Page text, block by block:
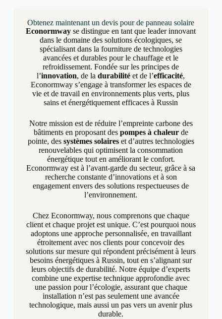
Obtenez maintenant un devis pour de panneau solaire
Econormway se distingue en tant que leader innovant
dans le domaine des solutions écologiques, se
spécialisant dans la fourniture de technologies
avancées et durables pour le chauffage et le
refroidissement. Fondée sur les principes de
l’innovation, de ladurabilité et de l’efficacité,
Econormway s’engage à transformer les espaces de
vie et de travail en environnements plus verts, plus
sains et énergétiquement efficaces à Russin
Notre mission est de réduire l’empreinte carbone des
bâtiments en proposant des pompes à chaleurde
pointe, des systèmes solaireset d’autres technologies
renouvelables qui optimisent la consommation
énergétique tout en améliorant le confort.
Econormway est à l’avant-garde du secteur, grâce à sa
recherche constante d’innovations et à son
engagement envers des solutions respectueuses de
l’environnement.
Chez Econormway, nous comprenons que chaque
client et chaque projet est unique. C’est pourquoi nous
adoptons une approche personnalisée, en travaillant
étroitement avec nos clients pour concevoir des
solutions sur mesure qui répondent précisément à leurs
besoins énergétiques à Russin, tout en s’alignant sur
leurs objectifs de durabilité. Notre équipe d’experts
combine une expertise technique approfondie avec
une passion pour l’écologie, assurant que chaque
installation n’est pas seulement une avancée
technologique, mais aussi un pas vers un avenir plus
durable.